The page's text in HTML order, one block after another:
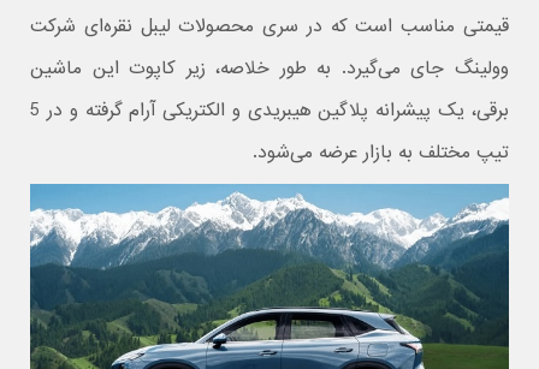
قیمتی مناسب است که در سری محصولات لیبل نقره‌ای شرکت
وولینگ جای می‌گیرد. به طور خلاصه، زیر کاپوت این ماشین
برقی، یک پیشرانه پلاگین هیبریدی و الکتریکی آرام گرفته و در 5
تیپ مختلف به بازار عرضه می‌شود.